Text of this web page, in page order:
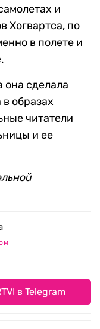
и
Хогвартса, по
в полете и
сделала
образах
читатели
и ее
в Telegram